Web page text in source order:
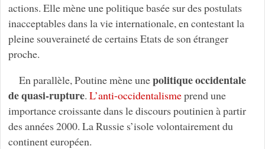
actions. Elle mène une politique basée sur des postulats
inacceptables dans la vie internationale, en contestant la
pleine souveraineté de certains Etats de son étranger
proche.
En parallèle, Poutine mène unepolitique occidentale
de quasi-rupture. L’anti-occidentalismeprend une
importance croissante dans le discours poutinien à partir
des années 2000. La Russie s’isole volontairement du
continent européen.